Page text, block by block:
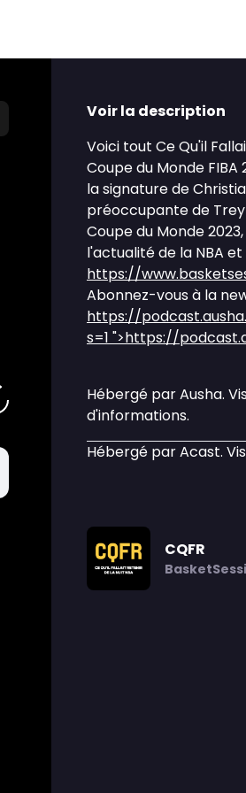
Voir la description
Voici tout Ce Qu'il
Coupe du Monde
la signature de
préoccupante de
Coupe du Monde
l'actualité de la NBA
https://
Abonnez-vous à la
https://
s=1 ">https://
Hébergé par Ausha.
d'informations.
Hébergé par Acast.
CQFR